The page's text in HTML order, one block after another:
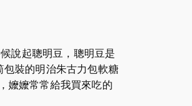
說起聰明豆，聰明豆是
裝的明治朱古力包軟糖
嬤嬤常常給我買來吃的